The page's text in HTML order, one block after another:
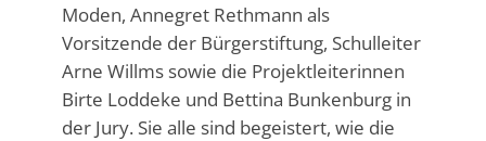
Moden, Annegret Rethmann als
Vorsitzende der Bürgerstiftung, Schulleiter
Arne Willms sowie die Projektleiterinnen
Birte Loddeke und Bettina Bunkenburg in
der Jury. Sie alle sind begeistert, wie die